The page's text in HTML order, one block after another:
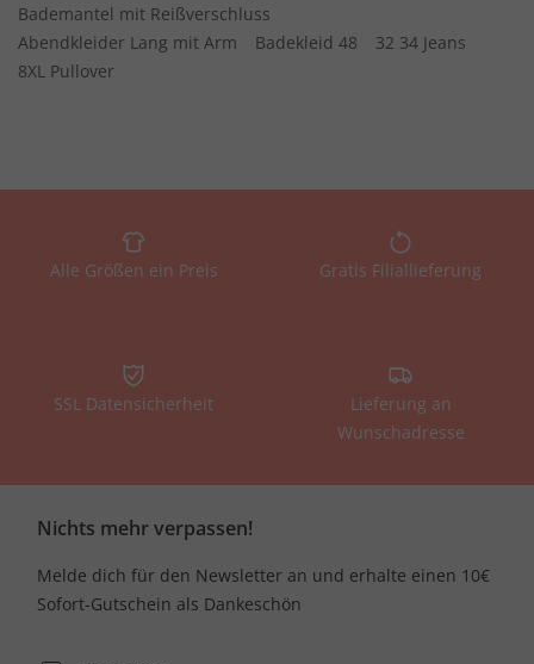
Bademantel mit Reißverschluss
Abendkleider Lang mit Arm
Badekleid 48
32 34 Jeans
8XL Pullover
Alle Größen ein Preis Gratis Filiallieferung
SSL Datensicherheit
Lieferung an
Wunschadresse
Nichts mehr verpassen!
Melde dich für den Newsletter an und erhalte einen 10€
Sofort-Gutschein als Dankeschön